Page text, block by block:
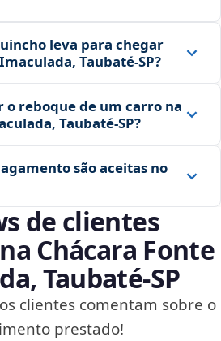
leva para chegar
Taubaté‑SP?
o reboque de um carro na
Taubaté‑SP?
são aceitas no
de clientes
Chácara Fonte
Taubaté‑SP
clientes comentam sobre o
prestado!